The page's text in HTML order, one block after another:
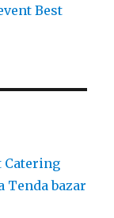
Best
Catering
Tenda bazar